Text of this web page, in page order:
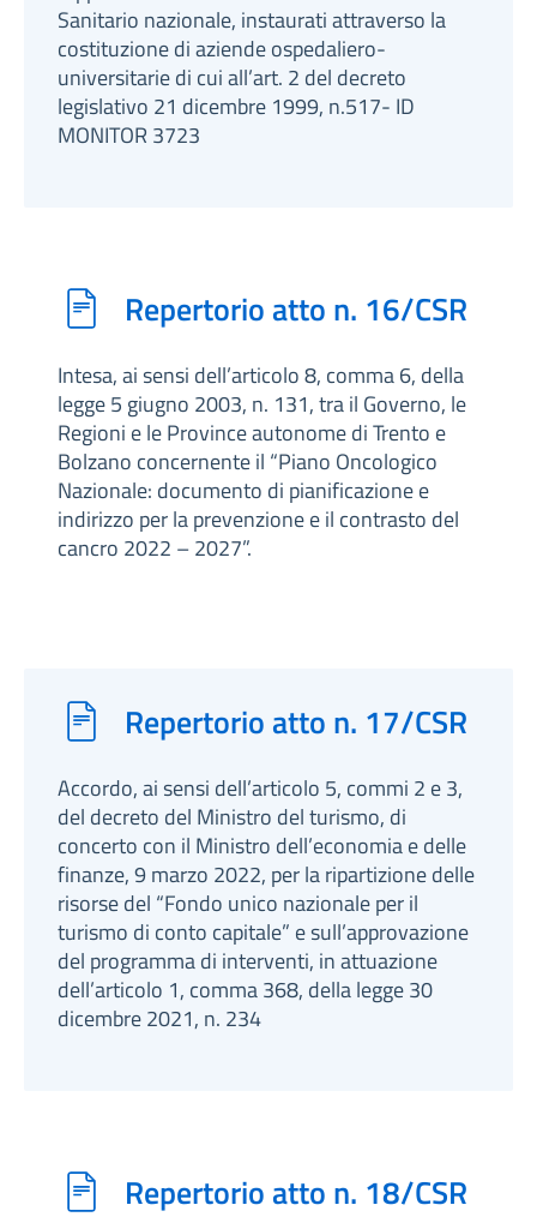
Sanitario nazionale, instaurati attraverso la
costituzione di aziende ospedaliero-
universitarie di cui all’art. 2 del decreto
legislativo 21 dicembre 1999, n.517- ID
MONITOR 3723
Repertorio atto n. 16/CSR
Intesa, ai sensi dell’articolo 8, comma 6, della
legge 5 giugno 2003, n. 131, tra il Governo, le
Regioni e le Province autonome di Trento e
Bolzano concernente il “Piano Oncologico
Nazionale: documento di pianificazione e
indirizzo per la prevenzione e il contrasto del
cancro 2022 – 2027”.
Repertorio atto n. 17/CSR
Accordo, ai sensi dell’articolo 5, commi 2 e 3,
del decreto del Ministro del turismo, di
concerto con il Ministro dell’economia e delle
finanze, 9 marzo 2022, per la ripartizione delle
risorse del “Fondo unico nazionale per il
turismo di conto capitale” e sull’approvazione
del programma di interventi, in attuazione
dell’articolo 1, comma 368, della legge 30
dicembre 2021, n. 234
Repertorio atto n. 18/CSR